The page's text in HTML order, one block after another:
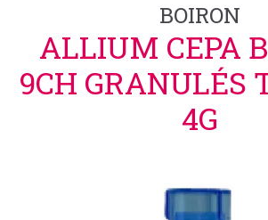
BOIRON
ALLIUM CEPA
9CH GRANULÉS
4G